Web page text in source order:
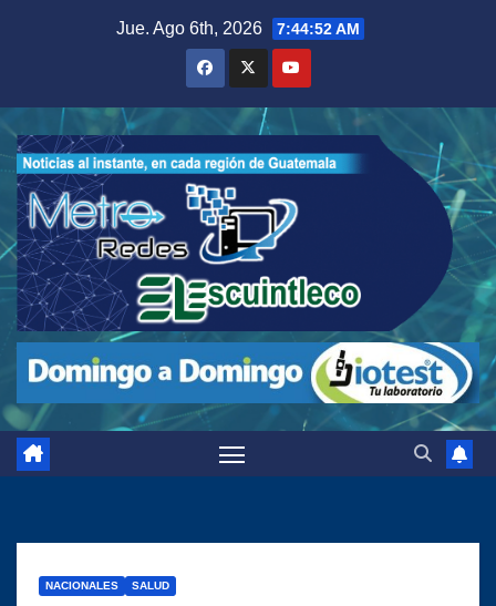
Jue. Ago 6th, 2026 7:44:53 AM
NACIONALES SALUD